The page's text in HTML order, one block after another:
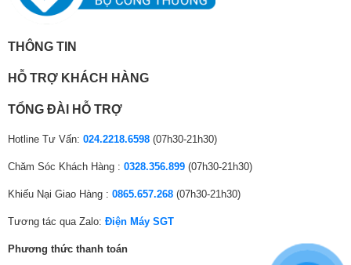
THÔNG TIN
HỖ TRỢ KHÁCH HÀNG
TỔNG ĐÀI HỖ TRỢ
Hotline Tư Vấn: 024.2218.6598 (07h30-21h30)
Chăm Sóc Khách Hàng : 0328.356.899 (07h30-21h30)
Khiếu Nại Giao Hàng : 0865.657.268 (07h30-21h30)
Tương tác qua Zalo: Điện Máy SGT
Phương thức thanh toán